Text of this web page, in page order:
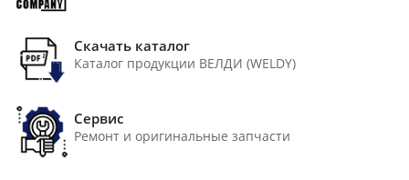
Скачать каталог
Каталог продукции ВЕЛДИ (WELDY)
Сервис
Ремонт и оригинальные запчасти